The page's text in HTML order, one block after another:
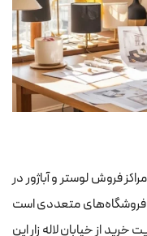
فروش لوستر و آباژور در
فروشگاه‌های متعددی است
خرید از خیابان لاله زار این